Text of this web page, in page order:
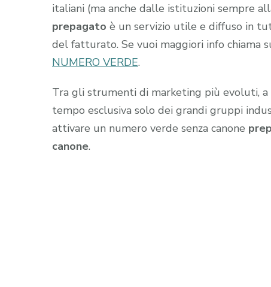
italiani (ma anche dalle istituzioni sempre
prepagato è un servizio utile e diffuso in
del fatturato. Se vuoi maggiori info chiama
NUMERO VERDE.
Tra gli strumenti di marketing più evoluti, a
tempo esclusiva solo dei grandi gruppi
attivare un numero verde senza canone
canone.